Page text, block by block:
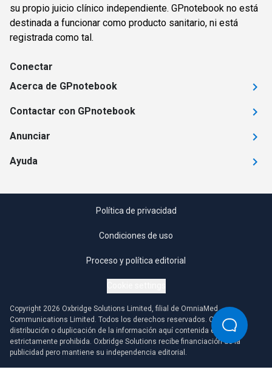
su propio juicio clínico independiente. GPnotebook no está
destinada a funcionar como producto sanitario, ni está
registrada como tal.
Conectar
Acerca de GPnotebook
Contactar con GPnotebook
Anunciar
Ayuda
Política de privacidad
Condiciones de uso
Proceso y política editorial
Copyright 2026 Oxbridge Solutions Limited, filial de OmniaMed
Communications Limited. Todos los derechos reservados. Cualquier
distribución o duplicación de la información aquí contenida está
estrictamente prohibida. Oxbridge Solutions recibe financiación de la
publicidad pero mantiene su independencia editorial.